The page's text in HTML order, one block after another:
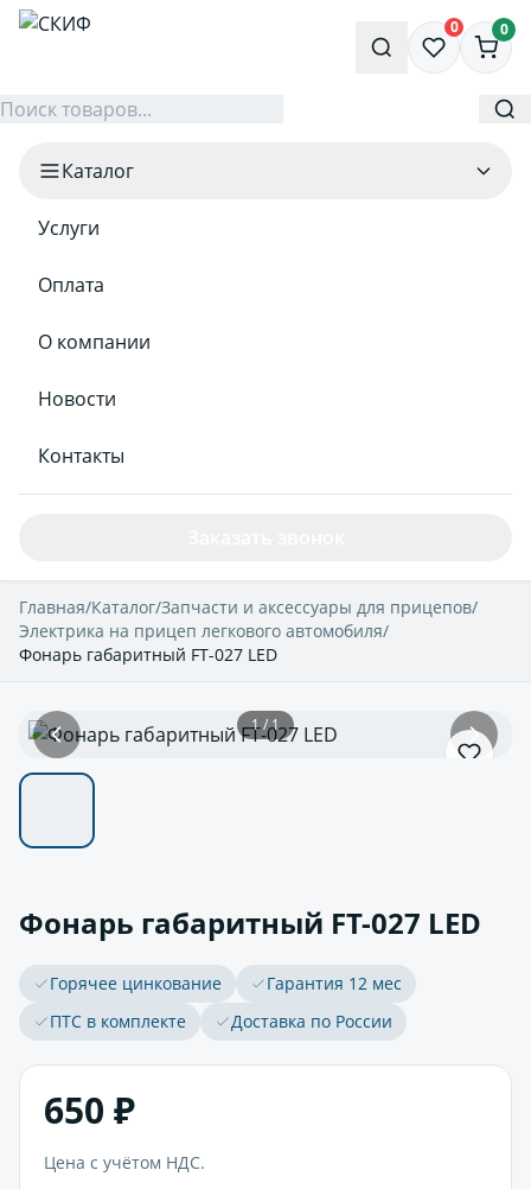
0 0
Каталог
Услуги
Оплата
О компании
Новости
Контакты
Главная/Каталог/Запчасти и аксессуары для прицепов/
Электрика на прицеп легкового автомобиля/
Фонарь габаритный FT-027 LED
1 / 1
Фонарь габаритный FT-027 LED
Горячее цинкование
Гарантия 12 мес
ПТС в комплекте
Доставка по России
650 ₽
Цена с учётом НДС.